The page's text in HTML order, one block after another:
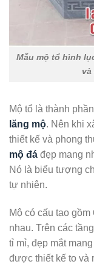
Mẫu mộ tổ hình
và
Mộ tổ là thành
lăng mộ. Nên khi
thiết kế và phong
mộ đá đẹp mang
Nó là biểu tượng
tự nhiên.
Mộ có cấu tạo
nhau. Trên các
tỉ mỉ, đẹp mắt
được thiết kế to và